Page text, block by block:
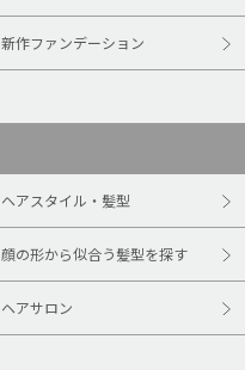
新作ファンデーション
ヘアスタイル・髪型
顔の形から似合う髪型を探す
ヘアサロン